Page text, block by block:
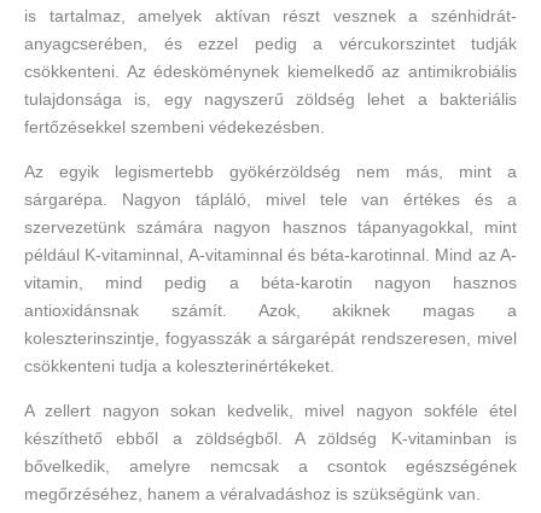
is tartalmaz, amelyek aktívan részt vesznek a szénhidrát-
anyagcserében, és ezzel pedig a vércukorszintet tudják
csökkenteni. Az édesköménynek kiemelkedő az antimikrobiális
tulajdonsága is, egy nagyszerű zöldség lehet a bakteriális
fertőzésekkel szembeni védekezésben.
Az egyik legismertebb gyökérzöldség nem más, mint a
sárgarépa. Nagyon tápláló, mivel tele van értékes és a
szervezetünk számára nagyon hasznos tápanyagokkal, mint
például K-vitaminnal, A-vitaminnal és béta-karotinnal. Mind az A-
vitamin, mind pedig a béta-karotin nagyon hasznos
antioxidánsnak számít. Azok, akiknek magas a
koleszterinszintje, fogyasszák a sárgarépát rendszeresen, mivel
csökkenteni tudja a koleszterinértékeket.
A zellert nagyon sokan kedvelik, mivel nagyon sokféle étel
készíthető ebből a zöldségből. A zöldség K-vitaminban is
bővelkedik, amelyre nemcsak a csontok egészségének
megőrzéséhez, hanem a véralvadáshoz is szükségünk van.